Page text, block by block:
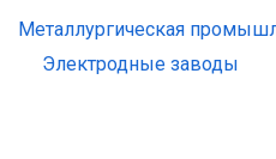
Металлургическая
Электродные заводы